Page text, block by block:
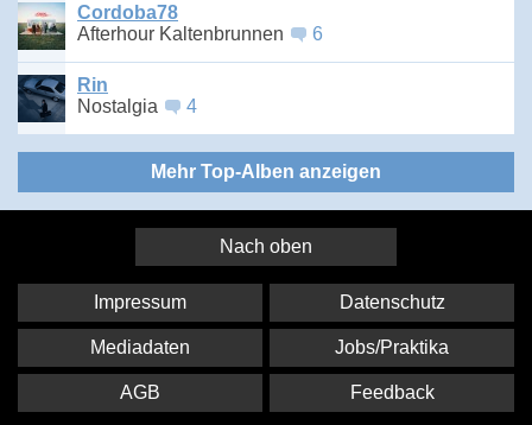
Cordoba78
Afterhour Kaltenbrunnen
6
Rin
Nostalgia
4
Mehr Top-Alben anzeigen
Nach oben
Impressum Datenschutz
Mediadaten Jobs/Praktika
AGB Feedback